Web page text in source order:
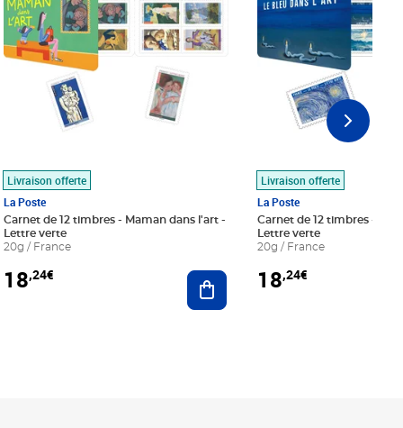
au panier
Livraison offerte
La Poste
Carnet de 12 timbres - Maman dans l'art -
Lettre verte
20g / France
18,24€ Ajouter au panier
Livraison offerte
La Poste
Carnet de 12 timbres - Le
Lettre verte
20g / France
18,24€